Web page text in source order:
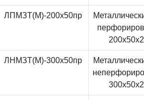
ЛПМЗТ(М)-200x50пр
ЛНМЗТ(М)-300x50пр